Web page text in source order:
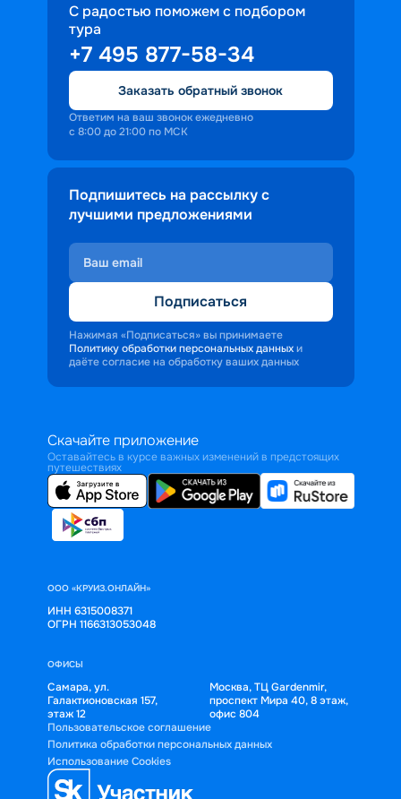
С радостью поможем с подбором
тура
+7 495 877-58-34
Заказать обратный звонок
Ответим на ваш звонок ежедневно
с 8:00 до 21:00 по МСК
Подпишитесь на рассылку с
лучшими предложениями
Подписаться
Нажимая «Подписаться» вы принимаете
Политику обработки персональных данных и
даёте согласие на обработку ваших данных
Скачайте приложение
Оставайтесь в курсе важных изменений в предстоящих
путешествиях
ООО «КРУИЗ.ОНЛАЙН»
ИНН 6315008371
ОГРН 1166313053048
ОФИСЫ
Самара, ул.
Галактионовская 157,
этаж 12
Москва, ТЦ Gardenmir,
проспект Мира 40, 8 этаж,
офис 804
Пользовательское соглашение
Политика обработки персональных данных
Использование Cookies